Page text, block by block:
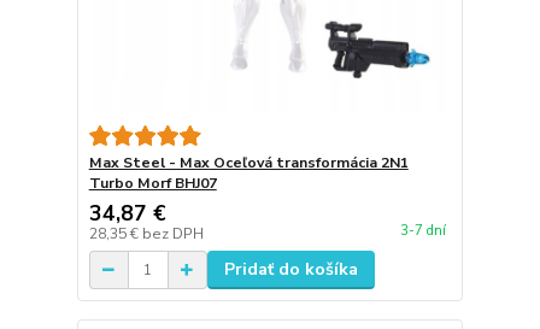
Max Steel - Max Oceľová transformácia 2N1
Turbo Morf BHJ07
34,87 €
28,35 € bez DPH 3-7 dní
Pridať do košíka